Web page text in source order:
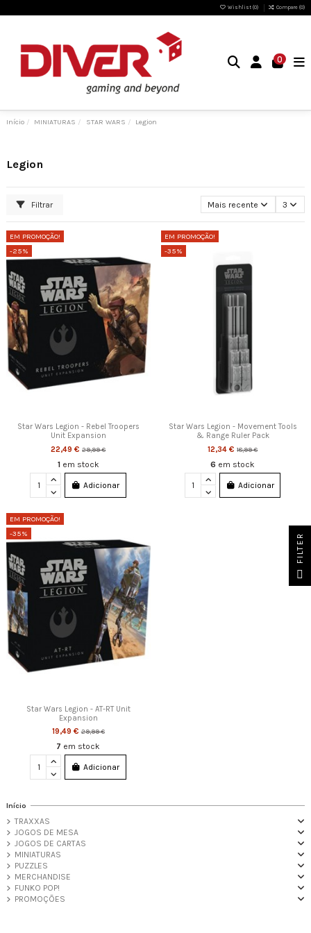
Wishlist (0) Compare (0)
0
Início MINIATURAS STAR WARS Legion
Legion
Filtrar Mais recente 3
EM PROMOÇÃO!
-25%
Star Wars Legion - Rebel Troopers
Unit Expansion
22,49 €29,99 €
1 em stock
Adicionar
EM PROMOÇÃO!
-35%
Star Wars Legion - Movement Tools
& Range Ruler Pack
12,34 €18,99 €
6 em stock
Adicionar
EM PROMOÇÃO!
-35%
Star Wars Legion - AT-RT Unit
Expansion
19,49 €29,99 €
7 em stock
Adicionar
Início
TRAXXAS
JOGOS DE MESA
JOGOS DE CARTAS
MINIATURAS
PUZZLES
MERCHANDISE
FUNKO POP!
PROMOÇÕES
FILTER